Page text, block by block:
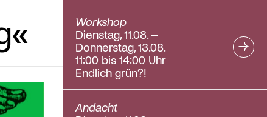
Workshop
Dienstag, 11.08. –
Donnerstag, 13.08.
11:00 bis 14:00 Uhr
Endlich grün?!
Andacht